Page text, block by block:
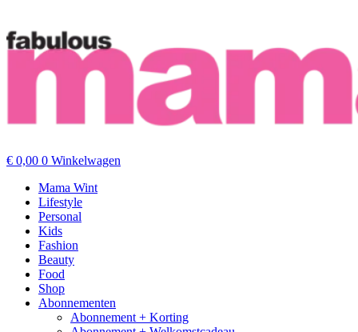
€ 0,00 0 Winkelwagen
Mama Wint
Lifestyle
Personal
Kids
Fashion
Beauty
Food
Shop
Abonnementen
Abonnement + Korting